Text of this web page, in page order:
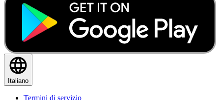
Italiano
Termini di servizio